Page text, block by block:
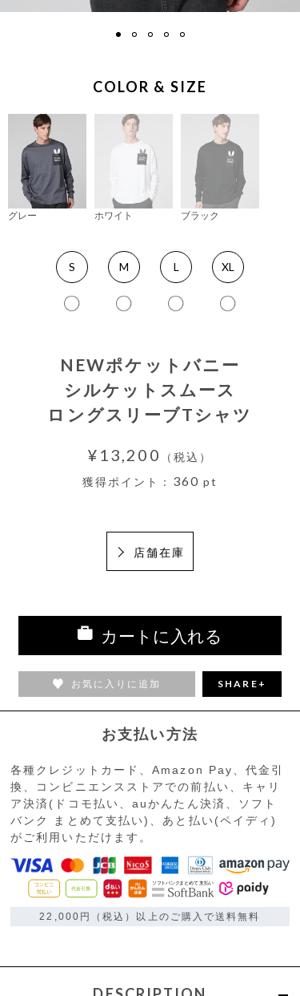
COLOR & SIZE
グレー ホワイト ブラック
S M L XL
NEWポケットバニー
シルケットスムース
ロングスリーブTシャツ
¥13,200
（税込）
獲得ポイント： 360 pt
店舗在庫
カートに入れる
お気に入りに追加 SHARE+
お支払い方法
各種クレジットカード、Amazon Pay、代金引
換、コンビニエンスストアでの前払い、キャリ
ア決済(ドコモ払い、auかんたん決済、ソフト
バンク まとめて支払い)、あと払い(ペイディ)
がご利用いただけます。
22,000円（税込）以上のご購入で送料無料